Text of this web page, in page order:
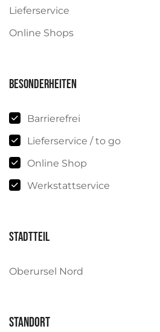
Lieferservice
Online Shops
Besonderheiten
Barrierefrei
Lieferservice / to go
Online Shop
Werkstattservice
Stadtteil
Oberursel Nord
Standort